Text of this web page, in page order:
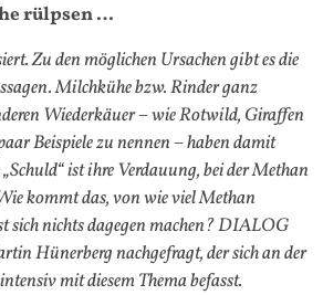
rülpsen …
Zu den möglichen Ursachen gibt es die
Milchkühe bzw. Rinder ganz
Wiederkäuer – wie Rotwild, Giraffen
Beispiele zu nennen – haben damit
ist ihre Verdauung, bei der Methan
kommt das, von wie viel Methan
sich nichts dagegen machen? DIALOG
Hünerberg nachgefragt, der sich an der
mit diesem Thema befasst.